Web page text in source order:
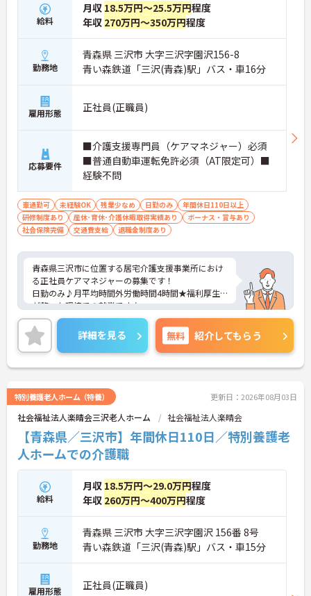
・グループホーム一棟あたりの入居者様20名定員を
常時2～4名のスタッフで支援、国基準を上回る人員
配置や夜間複数名体制が敷かれているため、業務に
追われることなくご利用者様のペースに合わせたサ
ポートが可能です。施設も専用設計で働きやすく、
ご自身の理想とする福祉を実践できる環境が整って
給料
月収 18.5万円～25.5万円程度
年収 270万円～350万円程度
勤務地
青森県 三沢市 大字三沢字園沢156-8
青い森鉄道「三沢(青森)駅」バス・車16分
雇用形態 正社員(正職員)
応募要件
■介護支援専門員（ケアマネジャー）必須
■普通自動車運転免許必須（AT限定可）■
経験不問
車通勤可 未経験OK 残業少なめ 日勤のみ
年間休日110日以上
研修制度あり
産休･育休･介護休暇取得実績あり
ボーナス・賞与あり
社会保険完備
交通費支給 退職金制度あり
青森県三沢市に位置する居宅介護支援事業所におけ
る正社員ケアマネジャーの募集です！
日勤のみ♪月平均時間外労働時間4時間★福利厚生
が整った環境での就業です♪
ご興味ある方には、面接対策ポイントなど、さらに
詳細をお話しいたしますのでお気軽にご相談くださ
い。
詳細を見る 無料 紹介してもらう
特別養護老人ホーム（特養） 更新日：2026年08月03日
社会福祉法人楽晴会三沢老人ホーム 社会福祉法人楽晴会
【青森県／三沢市】年間休日110日／特別養護老
人ホームでの介護職
給料
月収 18.5万円～29.0万円程度
年収 260万円～400万円程度
勤務地
青森県 三沢市 大字三沢字園沢 156番 8号
青い森鉄道「三沢(青森)駅」バス・車15分
雇用形態 正社員(正職員)